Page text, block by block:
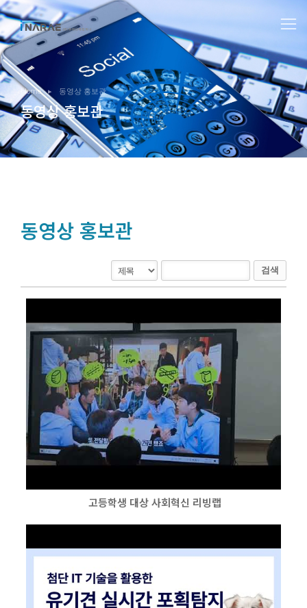
You are here:
Home 동영상 홍보관
동영상 홍보관
동영상 홍보관
검색
고등학생 대상 사회혁신 리빙랩